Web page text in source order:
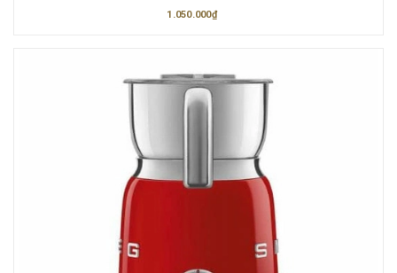
1.050.000₫